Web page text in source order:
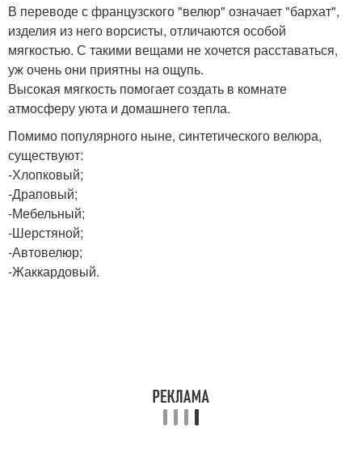
В переводе с французского "велюр" означает "бархат",
изделия из него ворсисты, отличаются особой
мягкостью. С такими вещами не хочется расставаться,
уж очень они приятны на ощупь.
Высокая мягкость помогает создать в комнате
атмосферу уюта и домашнего тепла.
Помимо популярного ныне, синтетического велюра,
существуют:
-Хлопковый;
-Драповый;
-Мебельный;
-Шерстяной;
-Автовелюр;
-Жаккардовый.